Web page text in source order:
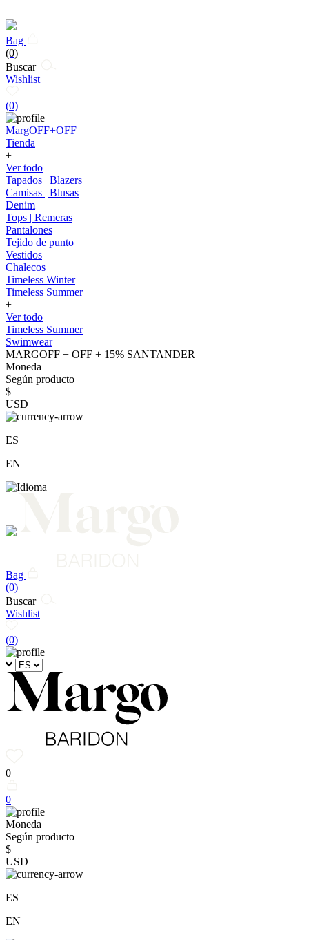
Bag
(0)
Buscar
Wishlist
(0)
MargOFF+OFF
Tienda
+
Ver todo
Tapados | Blazers
Camisas | Blusas
Denim
Tops | Remeras
Pantalones
Tejido de punto
Vestidos
Chalecos
Timeless Winter
Timeless Summer
+
Ver todo
Timeless Summer
Swimwear
MARGOFF + OFF + 15% SANTANDER
Moneda
Según producto
$
USD
ES
EN
Bag
(0)
Buscar
Wishlist
(0)
0
0
Moneda
Según producto
$
USD
ES
EN